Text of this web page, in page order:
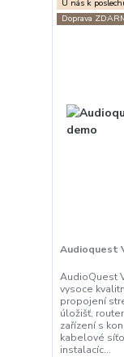
U nás k
Doprava
Audioquest
AudioQuest
vysoce
propojení
úložišť,
zařízení s
kabelové
instalacíc...